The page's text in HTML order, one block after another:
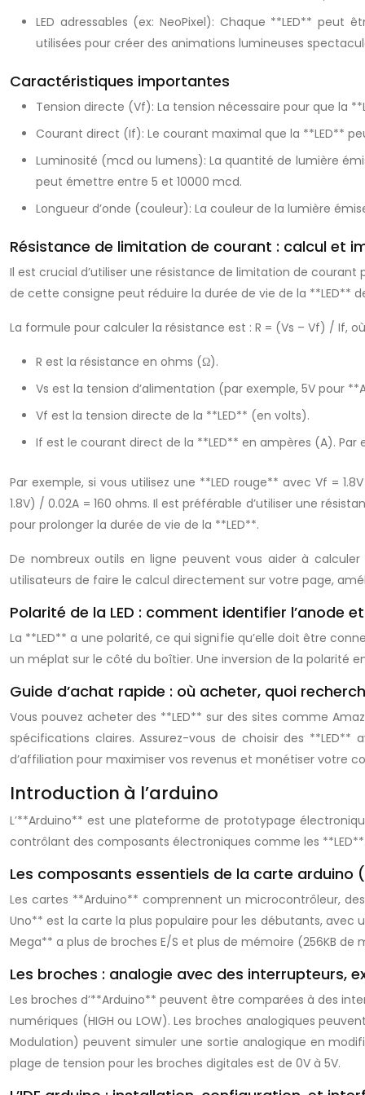
LED adressables (ex: NeoPixel): Chaque **LED**
utilisées pour créer des animations lumineuses
Caractéristiques importantes
Tension directe (Vf): La tension nécessaire pour que la
Courant direct (If): Le courant maximal que la **LED**
Luminosité (mcd ou lumens): La quantité de lumière
peut émettre entre 5 et 10000 mcd.
Longueur d’onde (couleur): La couleur de la lumière
Résistance de limitation de courant : calcul et
Il est crucial d’utiliser une résistance de limitation de
de cette consigne peut réduire la durée de vie de la **LED**
La formule pour calculer la résistance est : R = (Vs – Vf) / If,
R est la résistance en ohms (Ω).
Vs est la tension d’alimentation (par exemple, 5V pour
Vf est la tension directe de la **LED** (en volts).
If est le courant direct de la **LED** en ampères (A). Par
Par exemple, si vous utilisez une **LED rouge** avec Vf =
1.8V) / 0.02A = 160 ohms. Il est préférable d’utiliser une
pour prolonger la durée de vie de la **LED**.
De nombreux outils en ligne peuvent vous aider à
utilisateurs de faire le calcul directement sur votre page,
Polarité de la LED : comment identifier l’anode
La **LED** a une polarité, ce qui signifie qu’elle doit être
un méplat sur le côté du boîtier. Une inversion de la polarité
Guide d’achat rapide : où acheter, quoi
Vous pouvez acheter des **LED** sur des sites comme
spécifications claires. Assurez-vous de choisir des
d’affiliation pour maximiser vos revenus et monétiser votre
Introduction à l’arduino
L’**Arduino** est une plateforme de prototypage
contrôlant des composants électroniques comme les
Les composants essentiels de la carte arduino
Les cartes **Arduino** comprennent un microcontrôleur,
Uno** est la carte la plus populaire pour les débutants, avec
Mega** a plus de broches E/S et plus de mémoire (256KB
Les broches : analogie avec des interrupteurs,
Les broches d’**Arduino** peuvent être comparées à des
numériques (HIGH ou LOW). Les broches analogiques
Modulation) peuvent simuler une sortie analogique en
plage de tension pour les broches digitales est de 0V à 5V.